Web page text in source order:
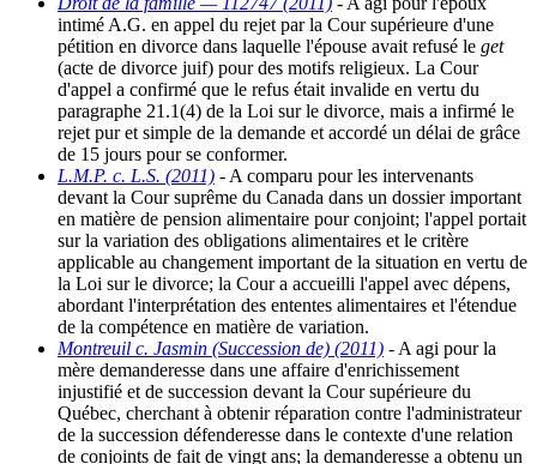
intimé A.G. en appel du rejet par la Cour supérieure d'une
pétition en divorce dans laquelle l'épouse avait refusé le get
(acte de divorce juif) pour des motifs religieux. La Cour
d'appel a confirmé que le refus était invalide en vertu du
paragraphe 21.1(4) de la Loi sur le divorce, mais a infirmé le
rejet pur et simple de la demande et accordé un délai de grâce
de 15 jours pour se conformer.
L.M.P. c. L.S. (2011) - A comparu pour les intervenants
devant la Cour suprême du Canada dans un dossier important
en matière de pension alimentaire pour conjoint; l'appel portait
sur la variation des obligations alimentaires et le critère
applicable au changement important de la situation en vertu de
la Loi sur le divorce; la Cour a accueilli l'appel avec dépens,
abordant l'interprétation des ententes alimentaires et l'étendue
de la compétence en matière de variation.
Montreuil c. Jasmin (Succession de) (2011) - A agi pour la
mère demanderesse dans une affaire d'enrichissement
injustifié et de succession devant la Cour supérieure du
Québec, cherchant à obtenir réparation contre l'administrateur
de la succession défenderesse dans le contexte d'une relation
de conjoints de fait de vingt ans; la demanderesse a obtenu un